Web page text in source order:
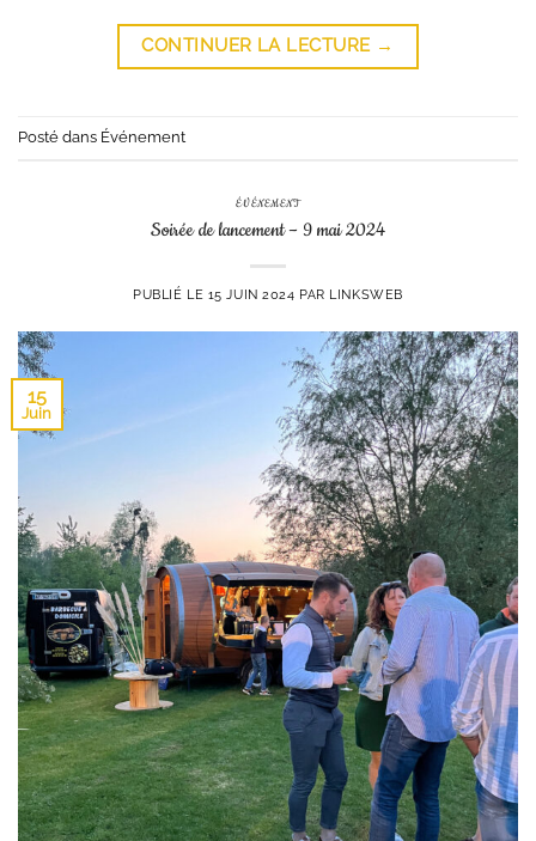
CONTINUER LA LECTURE →
Posté dans Événement
ÉVÉNEMENT
Soirée de lancement – 9 mai 2024
PUBLIÉ LE 15 JUIN 2024 PAR LINKSWEB
15
Juin